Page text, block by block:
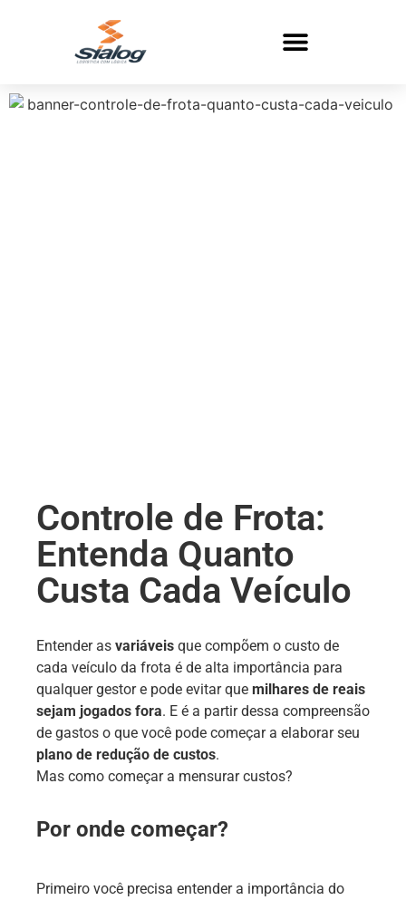
Controle de Frota:
Entenda Quanto
Custa Cada Veículo
Entender as variáveis que compõem o custo de
cada veículo da frota é de alta importância para
qualquer gestor e pode evitar que milhares de reais
sejam jogados fora. E é a partir dessa compreensão
de gastos o que você pode começar a elaborar seu
plano de redução de custos.
Mas como começar a mensurar custos?
Por onde começar?
Primeiro você precisa entender a importância do